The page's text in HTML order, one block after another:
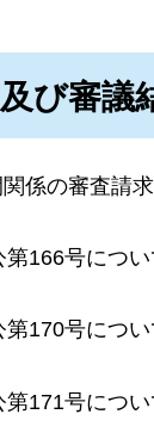
び審議
係の審査請
第166号につ
170号につい
第171号につ